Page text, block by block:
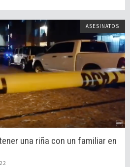
ASESINATOS
una riña con un familiar en